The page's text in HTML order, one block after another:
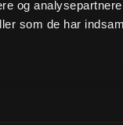
og
som de har